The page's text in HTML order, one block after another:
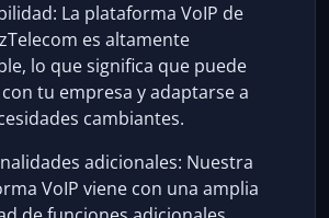
La plataforma VoIP de
es altamente
lo que significa que puede
tu empresa y adaptarse a
cambiantes.
adicionales: Nuestra
VoIP viene con una amplia